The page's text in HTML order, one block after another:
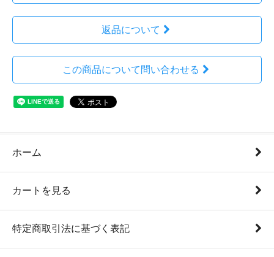
返品について
この商品について問い合わせる
ホーム
カートを見る
特定商取引法に基づく表記